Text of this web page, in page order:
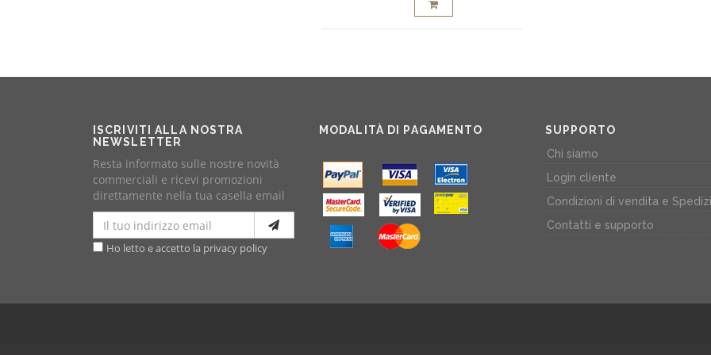
ISCRIVITI ALLA NOSTRA
NEWSLETTER
Resta informato sulle nostre novità
commerciali e ricevi promozioni
direttamente nella tua casella email
Ho letto e accetto la privacy policy
MODALITÀ DI PAGAMENTO
SUPPORTO
Chi siamo
Login cliente
Condizioni di vendita e
Contatti e supporto